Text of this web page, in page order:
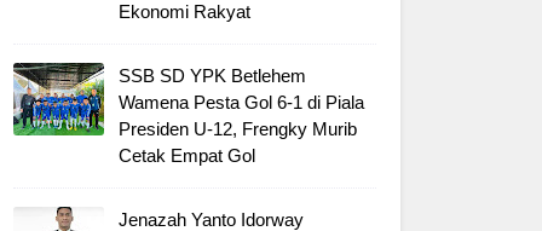
Ekonomi Rakyat
SSB SD YPK Betlehem
Wamena Pesta Gol 6-1 di Piala
Presiden U-12, Frengky Murib
Cetak Empat Gol
Jenazah Yanto Idorway